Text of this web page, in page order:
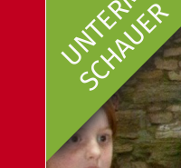
UNTERM
SCHAUER